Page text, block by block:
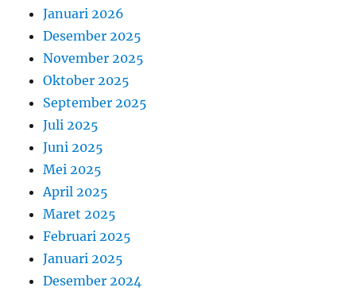
Januari 2026
Desember 2025
November 2025
Oktober 2025
September 2025
Juli 2025
Juni 2025
Mei 2025
April 2025
Maret 2025
Februari 2025
Januari 2025
Desember 2024